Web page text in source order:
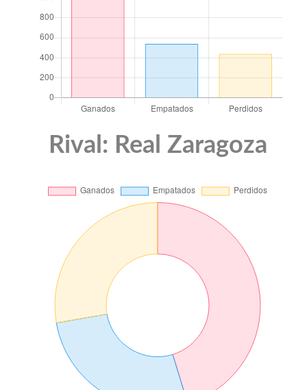
Rival: Real Zaragoza